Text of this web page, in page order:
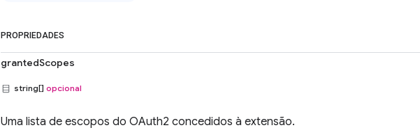
PROPRIEDADES
grantedScopes
string[] opcional
Uma lista de escopos do OAuth2 concedidos à extensão.